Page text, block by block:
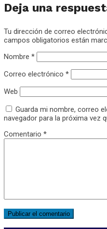
Deja una
Tu dirección de correo
campos obligatorios están
Nombre *
Correo electrónico *
Web
Guarda mi nombre, correo
navegador para la próxima vez
Comentario *